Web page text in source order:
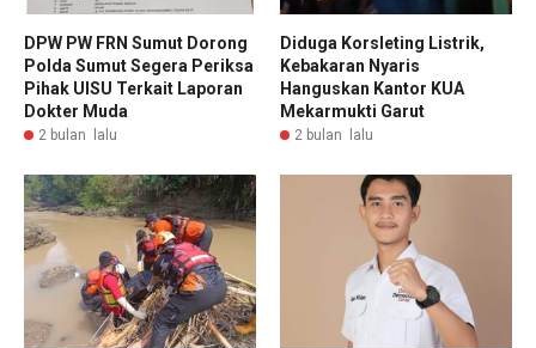
DPW PW FRN Sumut Dorong
Polda Sumut Segera Periksa
Pihak UISU Terkait Laporan
Dokter Muda
2 bulan lalu
Diduga Korsleting Listrik,
Kebakaran Nyaris
Hanguskan Kantor KUA
Mekarmukti Garut
2 bulan lalu